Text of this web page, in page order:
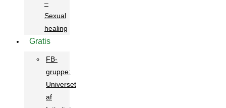
–
Sexual
healing
Gratis
FB-
gruppe:
Universet
af